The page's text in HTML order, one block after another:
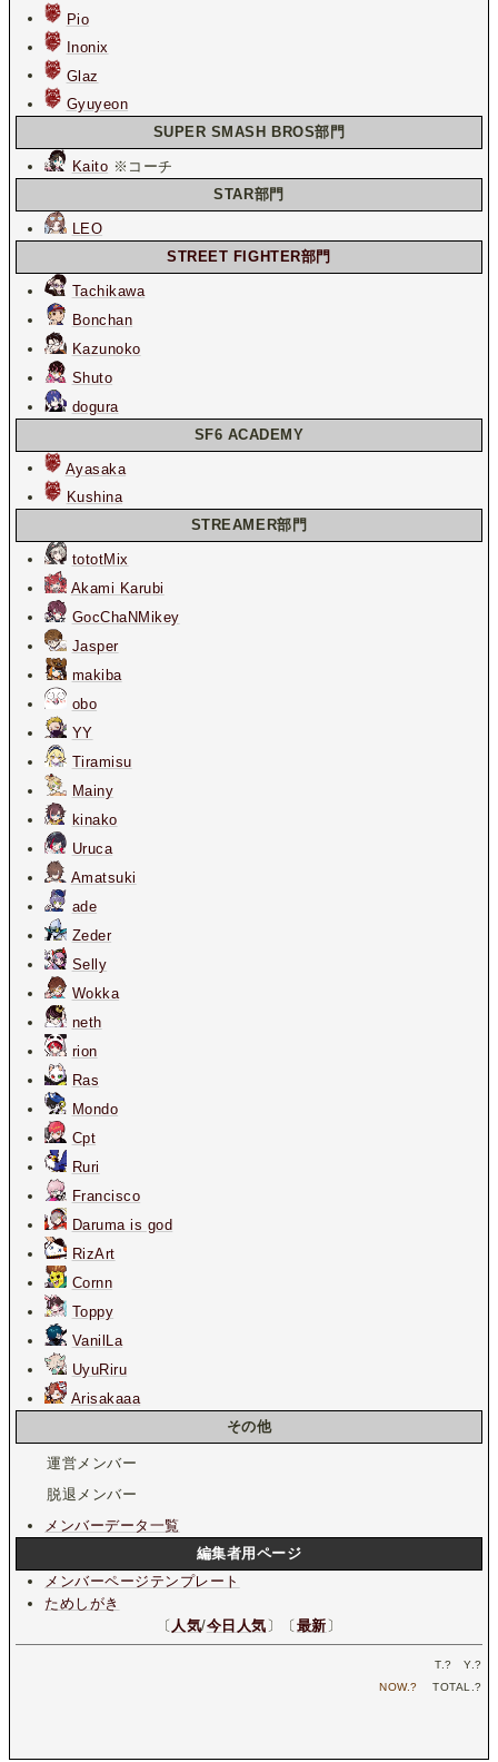
Pio
Inonix
Glaz
Gyuyeon
SUPER SMASH BROS部門
Kaito ※コーチ
STAR部門
LEO
STREET FIGHTER部門
Tachikawa
Bonchan
Kazunoko
Shuto
dogura
SF6 ACADEMY
Ayasaka
Kushina
STREAMER部門
tototMix
Akami Karubi
GocChaNMikey
Jasper
makiba
obo
YY
Tiramisu
Mainy
kinako
Uruca
Amatsuki
ade
Zeder
Selly
Wokka
neth
rion
Ras
Mondo
Cpt
Ruri
Francisco
Daruma is god
RizArt
Cornn
Toppy
VanilLa
UyuRiru
Arisakaaa
その他
運営メンバー
脱退メンバー
メンバーデータ一覧
編集者用ページ
メンバーページテンプレート
ためしがき
〔 人気/今日人気〕〔最新〕
T.? Y.?
NOW.? TOTAL.?